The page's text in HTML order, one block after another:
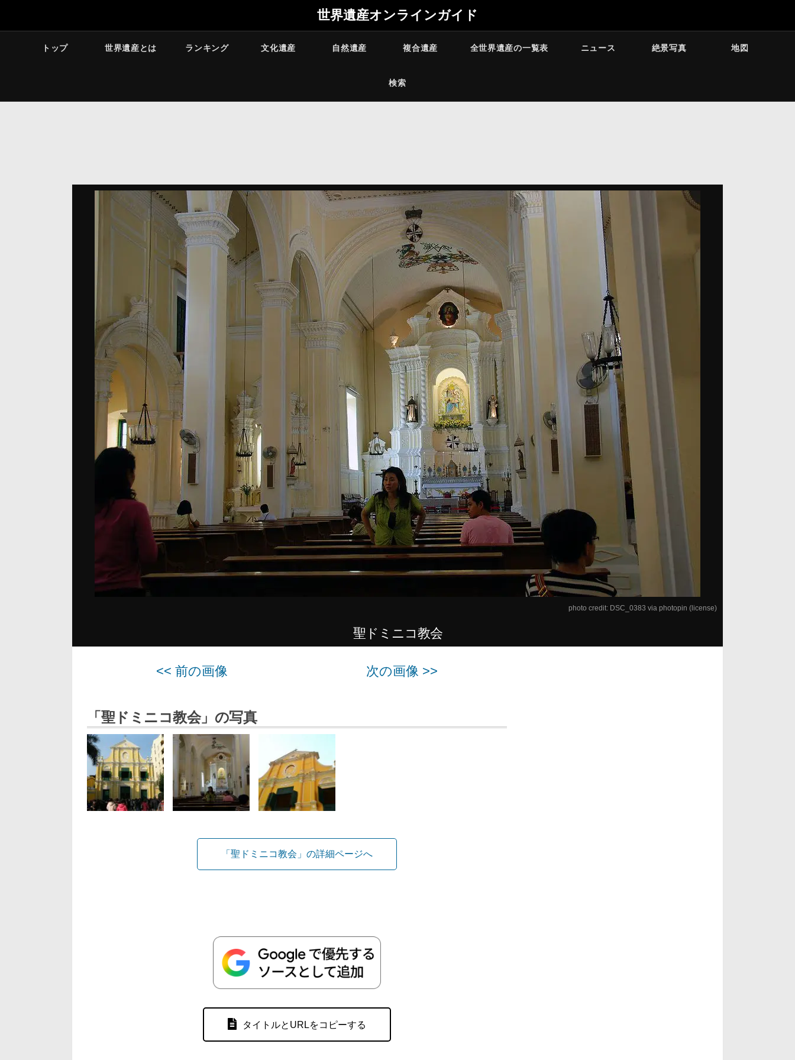
世界遺産オンラインガイド
トップ 世界遺産とは ランキング 文化遺産 自然遺産 複合遺産 全世界遺産の一覧表 ニュース 絶景写真 地図
検索
photo credit: DSC_0383 via photopin (license)
聖ドミニコ教会
<< 前の画像 次の画像 >>
「聖ドミニコ教会」の写真
「聖ドミニコ教会」の詳細ページへ
タイトルとURLをコピーする